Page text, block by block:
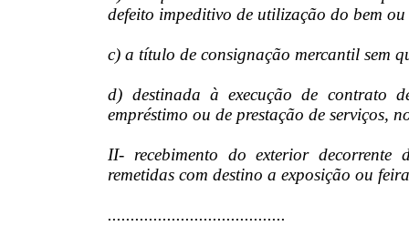
defeito impeditivo de utilização do bem
c) a título de consignação mercantil sem
d) destinada à execução de contrato
empréstimo ou de prestação de serviços,
II- recebimento do exterior decorrente
remetidas com destino a exposição ou
.......................................